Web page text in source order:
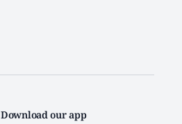
Download our app